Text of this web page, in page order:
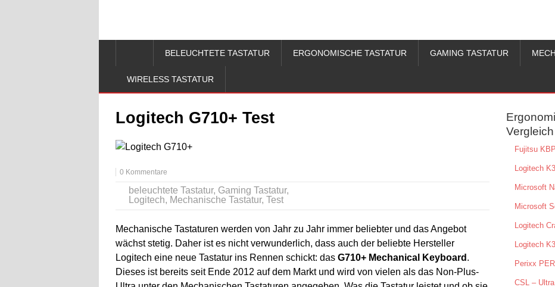
BELEUCHTETE TASTATUR ERGONOMISCHE TASTATUR GAMING TASTATUR
WIRELESS TASTATUR
Logitech G710+ Test
0 Kommentare
beleuchtete Tastatur, Gaming Tastatur,
Logitech, Mechanische Tastatur, Test
Mechanische Tastaturen werden von Jahr zu Jahr immer beliebter und das Angebot
wächst stetig. Daher ist es nicht verwunderlich, dass auch der beliebte Hersteller
Logitech eine neue Tastatur ins Rennen schickt: das G710+ Mechanical Keyboard .
Dieses ist bereits seit Ende 2012 auf dem Markt und wird von vielen als das Non-Plus-
Vergleich
Fujitsu
Logitech
Microsoft
Microsoft
Logitech
Logitech
Perixx
CSL –